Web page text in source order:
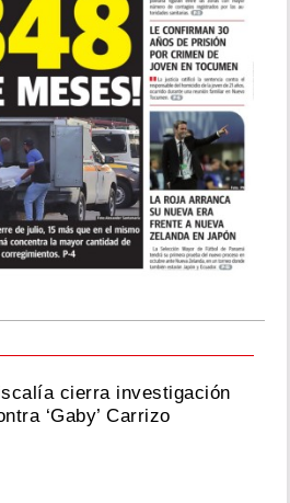
cierra investigación
‘Gaby’ Carrizo